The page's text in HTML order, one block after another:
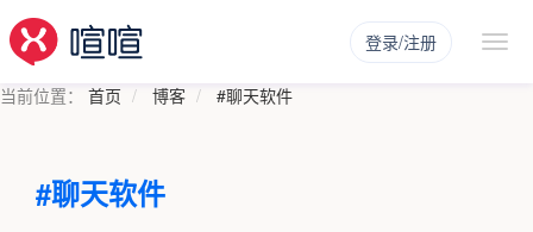
登录/注册
当前位置： 首页 博客 #聊天软件
#聊天软件